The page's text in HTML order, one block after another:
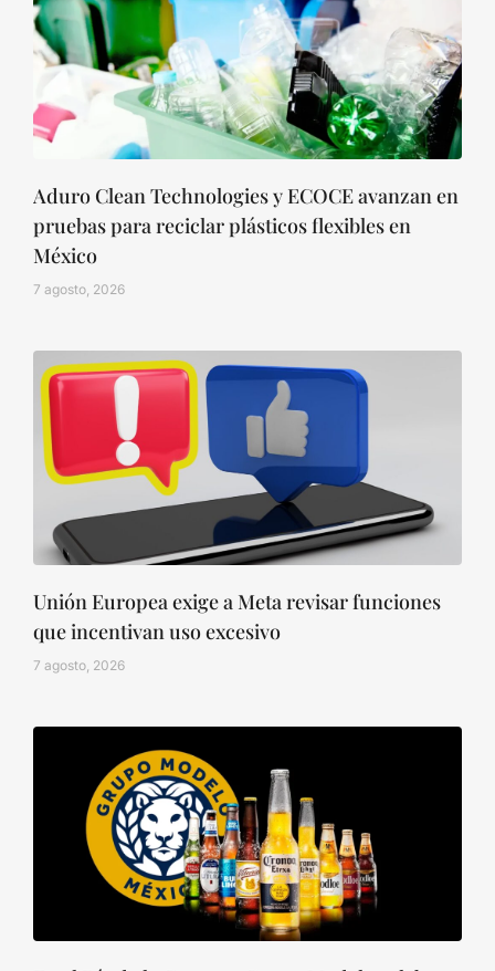
Aduro Clean Technologies y ECOCE avanzan en
pruebas para reciclar plásticos flexibles en
México
7 agosto, 2026
Unión Europea exige a Meta revisar funciones
que incentivan uso excesivo
7 agosto, 2026